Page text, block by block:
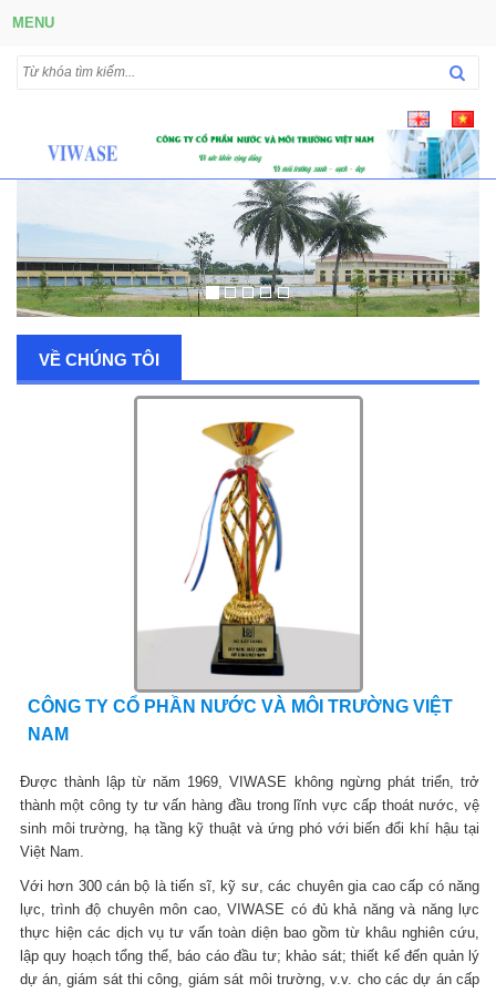
MENU
VỀ CHÚNG TÔI
CÔNG TY CỔ PHẦN NƯỚC VÀ MÔI TRƯỜNG VIỆT
NAM
Được thành lập từ năm 1969, VIWASE không ngừng phát triển, trở
thành một công ty tư vấn hàng đầu trong lĩnh vực cấp thoát nước, vệ
sinh môi trường, hạ tầng kỹ thuật và ứng phó với biến đổi khí hậu tại
Việt Nam.
Với hơn 300 cán bộ là tiến sĩ, kỹ sư, các chuyên gia cao cấp có năng
lực, trình độ chuyên môn cao, VIWASE có đủ khả năng và năng lực
thực hiện các dịch vụ tư vấn toàn diện bao gồm từ khâu nghiên cứu,
lập quy hoạch tổng thể, báo cáo đầu tư; khảo sát; thiết kế đến quản lý
dự án, giám sát thi công, giám sát môi trường, v.v. cho các dự án cấp